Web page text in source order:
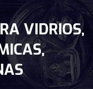
VIDRIOS,